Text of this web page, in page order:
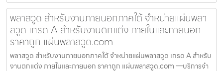
พลาสวูด สำหรับงานภายนอกภาคใต้ จำหน่ายแผ่นพลา
สวูด เกรด A สำหรับงานตกแต่ง ภายในและภายนอก
ราคาถูก แผ่นพลาสวูด.com
พลาสวูด สำหรับงานภายนอกภาคใต้ จำหน่ายแผ่นพลาสวูด เกรด A สำหรับ
งานตกแต่ง ภายในและภายนอก ราคาถูก แผ่นพลาสวูด.com —บริการจำ